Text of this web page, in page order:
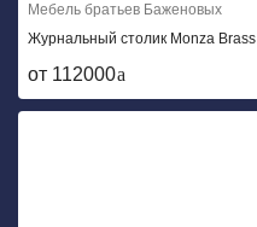
Мебель братьев Баженовых
Журнальный столик Monza Brass
от 112000